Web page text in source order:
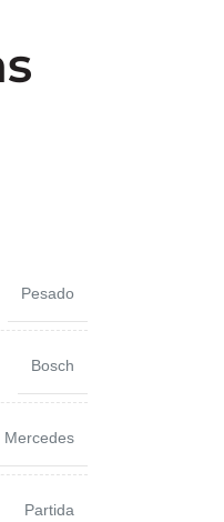
Pesado
Bosch
Mercedes
Partida